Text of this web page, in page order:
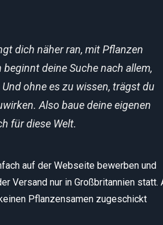
dich näher ran, mit Pflanzen
deine Suche nach allem,
Und ohne es zu wissen, trägst du
Also baue deine eigenen
für diese Welt.
auf der Webseite bewerben und
Versand nur in Großbritannien statt.
Pflanzensamen zugeschickt